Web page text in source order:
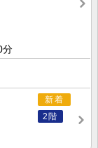
分
新着
2階